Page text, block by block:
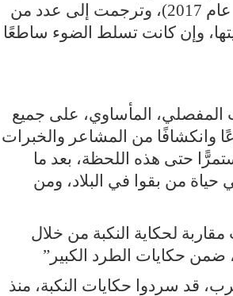
ثانوي” (التي نشرت في طبعتها الأولى عن دار الآداب اللبنانية عام 2017)، وترجمت إلى عدد من
وإن كانت تسلط الضوء ساطعًا
المفصلي، المأساوي، على جميع
وانكشافًا من المشاعر والخبرات
حتى هذه اللحظة، بعد ما
حياة من بقوا في البلاد، ومن
لحكاية النكبة من خلال
ضمن حكايات الطرد الكبير ”
قد سردوا حكايات النكبة، منذ